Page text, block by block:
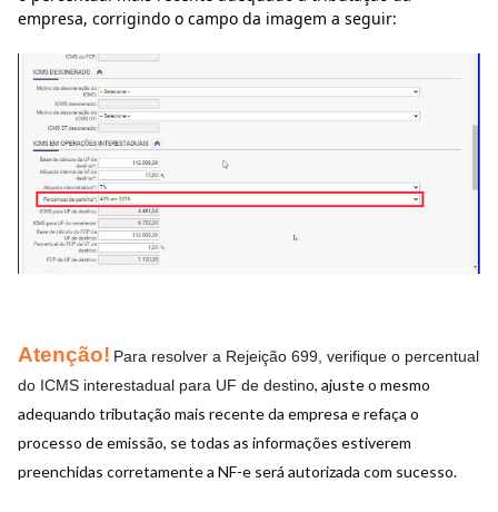
empresa, corrigindo o campo da imagem a seguir:
Atenção! Para resolver a Rejeição 699, verifique o percentual
do ICMS interestadual para UF de destino, ajuste o mesmo
adequando tributação mais recente da empresa e refaça o
processo de emissão, se todas as informações estiverem
preenchidas corretamente a NF-e será autorizada com sucesso.